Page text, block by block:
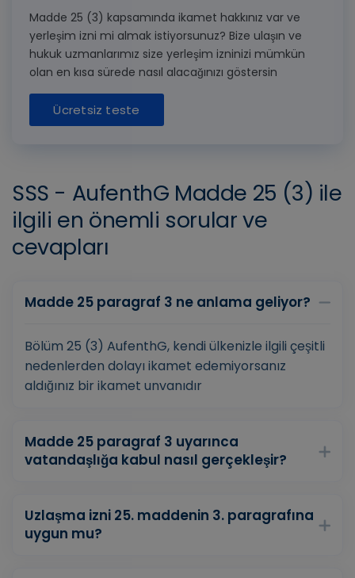
Madde 25 (3) kapsamında ikamet hakkınız var ve
yerleşim izni mi almak istiyorsunuz? Bize ulaşın ve
hukuk uzmanlarımız size yerleşim izninizi mümkün
olan en kısa sürede nasıl alacağınızı göstersin
Ücretsiz teste
SSS - AufenthG Madde 25 (3) ile
ilgili en önemli sorular ve
cevapları
Madde 25 paragraf 3 ne anlama geliyor?
Bölüm 25 (3) AufenthG, kendi ülkenizle ilgili çeşitli
nedenlerden dolayı ikamet edemiyorsanız
aldığınız bir ikamet unvanıdır
Madde 25 paragraf 3 uyarınca
vatandaşlığa kabul nasıl gerçekleşir?
Uzlaşma izni 25. maddenin 3. paragrafına
uygun mu?